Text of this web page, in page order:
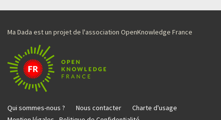
Ma Dada est un projet de l'association OpenKnowledge France
Qui sommes-nous ? Nous contacter
Charte d'usage